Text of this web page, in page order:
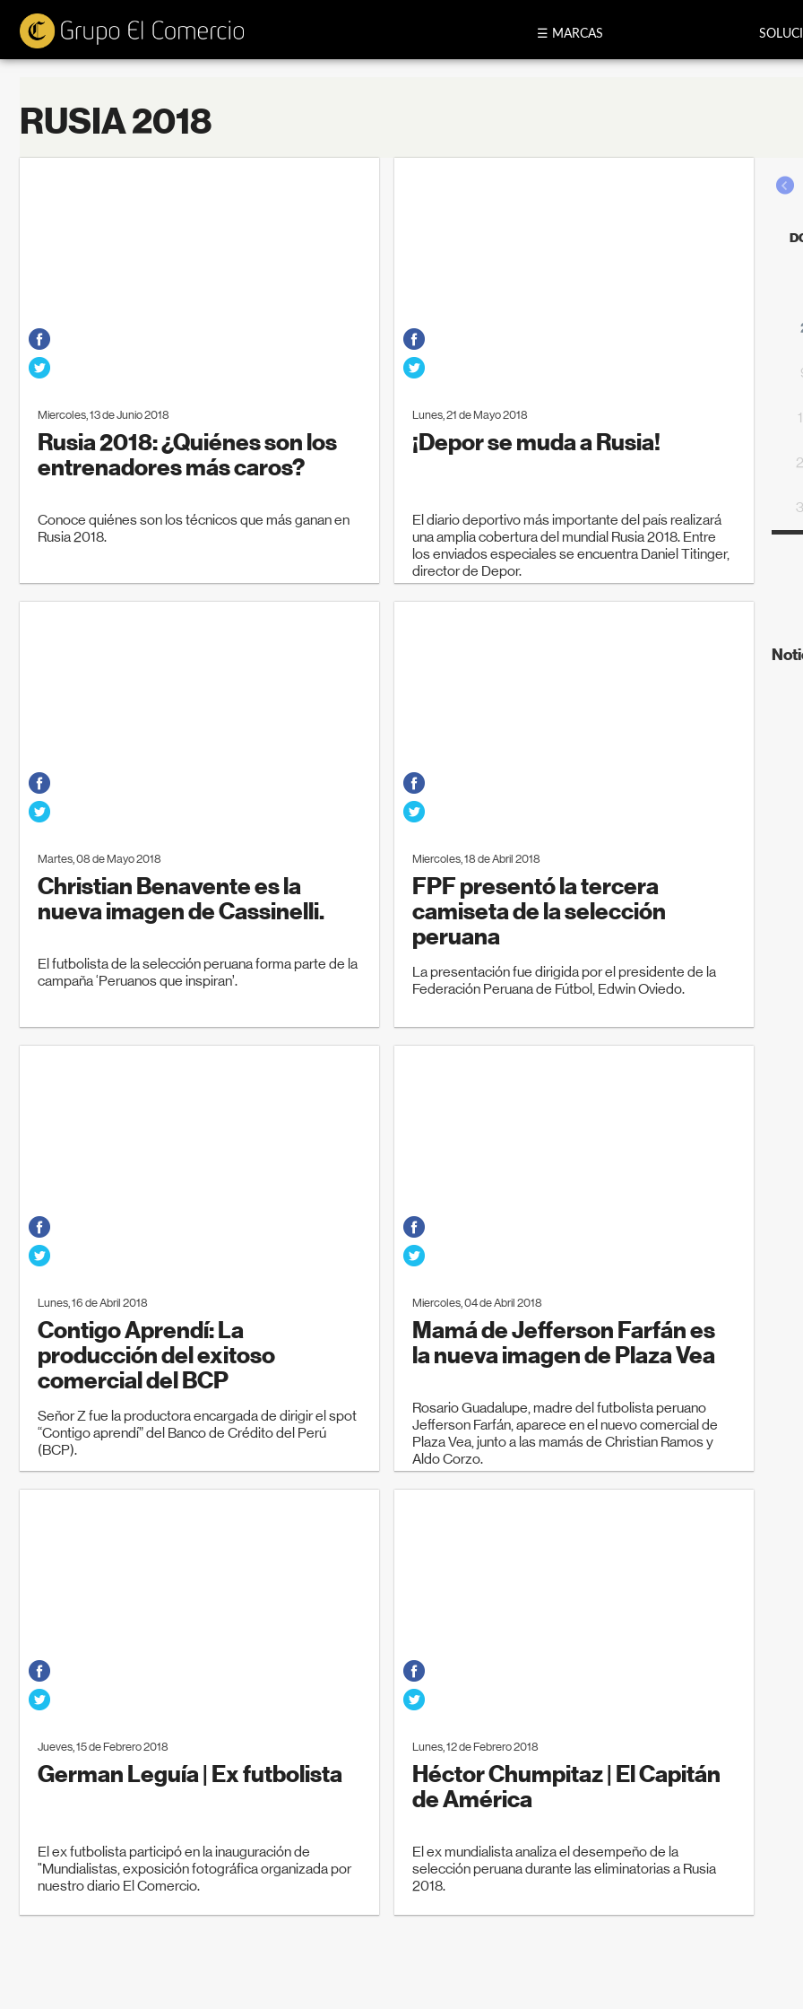
☰ MARCAS
RUSIA 2018
Miercoles, 13 de Junio 2018
Rusia 2018: ¿Quiénes son los
entrenadores más caros?
Conoce quiénes son los técnicos que más ganan en
Rusia 2018.
Lunes, 21 de Mayo 2018
¡Depor se muda a Rusia!
El diario deportivo más importante del país realizará
una amplia cobertura del mundial Rusia 2018. Entre
los enviados especiales se encuentra Daniel Titinger,
director de Depor.
Martes, 08 de Mayo 2018
Christian Benavente es la
nueva imagen de Cassinelli.
El futbolista de la selección peruana forma parte de la
campaña ‘Peruanos que inspiran’.
Miercoles, 18 de Abril 2018
FPF presentó la tercera
camiseta de la selección
peruana
La presentación fue dirigida por el presidente de la
Federación Peruana de Fútbol, Edwin Oviedo.
Lunes, 16 de Abril 2018
Contigo Aprendí: La
producción del exitoso
comercial del BCP
Señor Z fue la productora encargada de dirigir el spot
“Contigo aprendí” del Banco de Crédito del Perú
(BCP).
Miercoles, 04 de Abril 2018
Mamá de Jefferson Farfán es
la nueva imagen de Plaza Vea
Rosario Guadalupe, madre del futbolista peruano
Jefferson Farfán, aparece en el nuevo comercial de
Plaza Vea, junto a las mamás de Christian Ramos y
Aldo Corzo.
Jueves, 15 de Febrero 2018
German Leguía | Ex futbolista
El ex futbolista participó en la inauguración de
"Mundialistas, exposición fotográfica organizada por
nuestro diario El Comercio.
Lunes, 12 de Febrero 2018
Héctor Chumpitaz | El Capitán
de América
El ex mundialista analiza el desempeño de la
selección peruana durante las eliminatorias a Rusia
2018.